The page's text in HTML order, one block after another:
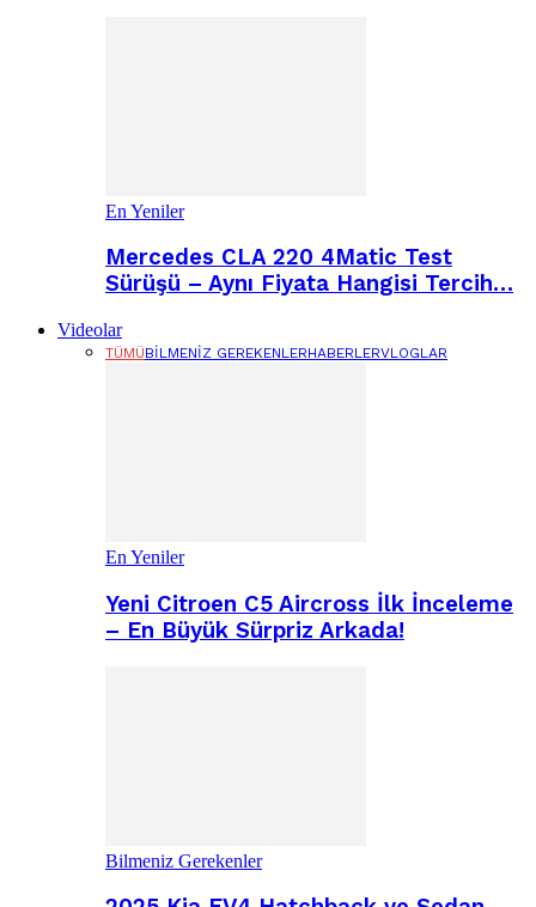
En Yeniler
Mercedes CLA 220 4Matic Test
Sürüşü – Aynı Fiyata Hangisi Tercih…
Videolar
TÜMÜBILMENIZ GEREKENLERHABERLERVLOGLAR
En Yeniler
Yeni Citroen C5 Aircross İlk İnceleme
– En Büyük Sürpriz Arkada!
Bilmeniz Gerekenler